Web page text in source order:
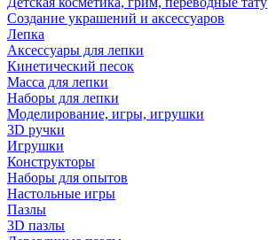
Создание украшений и аксессуаров
Лепка
Аксессуары для лепки
Кинетический песок
Масса для лепки
Наборы для лепки
Моделирование, игры, игрушки
3D ручки
Игрушки
Конструкторы
Наборы для опытов
Настольные игры
Пазлы
3D пазлы